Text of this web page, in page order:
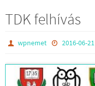
TDK felhívás
wpnemet 2016-06-21